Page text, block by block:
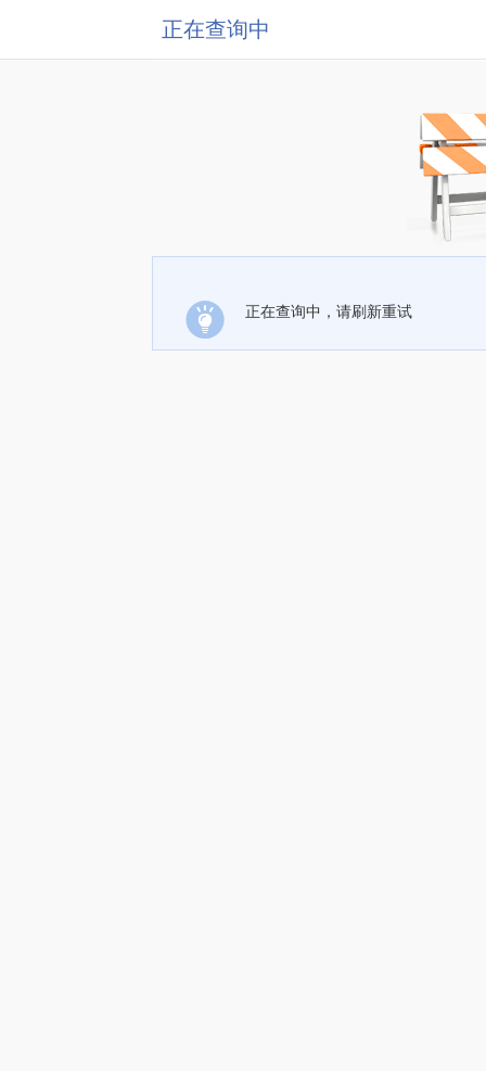
正在查询中
正在查询中，请刷新重试